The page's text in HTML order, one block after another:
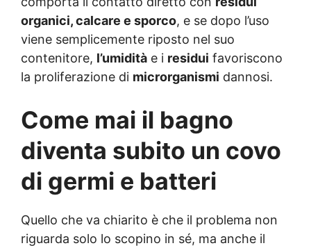
organici, calcare e sporco, e se dopo l’uso
viene semplicemente riposto nel suo
contenitore, l’umidità e i residui favoriscono
la proliferazione di microrganismi dannosi.
Come mai il bagno
diventa subito un covo
di germi e batteri
Quello che va chiarito è che il problema non
riguarda solo lo scopino in sé, ma anche il